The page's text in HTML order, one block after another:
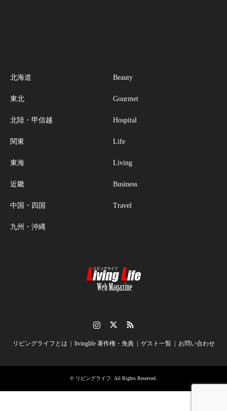
北海道
東北
北陸・甲信越
関東
東海
近畿
中国・四国
九州・沖縄
Beauty
Gourmet
Hospital
Life
Living
Business
Travel
リビングライフとは livinglife 著作権・免責 ゲスト一覧 お問い合わせ
© リビングライフ . All Rights Reserved.